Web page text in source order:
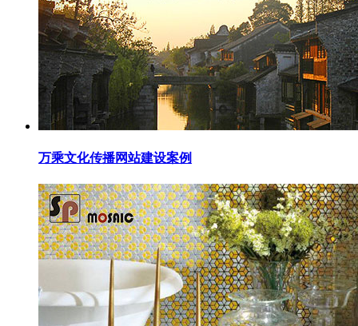
万乘文化传播网站建设案例